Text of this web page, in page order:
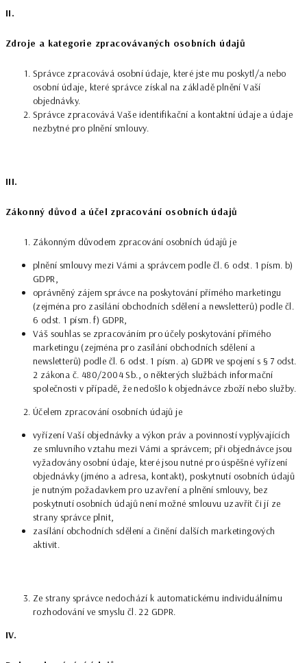
II.
Zdroje a kategorie zpracovávaných osobních údajů
Správce zpracovává osobní údaje, které jste mu poskytl/a nebo
osobní údaje, které správce získal na základě plnění Vaší
objednávky.
Správce zpracovává Vaše identifikační a kontaktní údaje a údaje
nezbytné pro plnění smlouvy.
III.
Zákonný důvod a účel zpracování osobních údajů
Zákonným důvodem zpracování osobních údajů je
plnění smlouvy mezi Vámi a správcem podle čl. 6 odst. 1 písm. b)
GDPR,
oprávněný zájem správce na poskytování přímého marketingu
(zejména pro zasílání obchodních sdělení a newsletterů) podle čl.
6 odst. 1 písm. f) GDPR,
Váš souhlas se zpracováním pro účely poskytování přímého
marketingu (zejména pro zasílání obchodních sdělení a
newsletterů) podle čl. 6 odst. 1 písm. a) GDPR ve spojení s § 7 odst.
2 zákona č. 480/2004 Sb., o některých službách informační
společnosti v případě, že nedošlo k objednávce zboží nebo služby.
Účelem zpracování osobních údajů je
vyřízení Vaší objednávky a výkon práv a povinností vyplývajících
ze smluvního vztahu mezi Vámi a správcem; při objednávce jsou
vyžadovány osobní údaje, které jsou nutné pro úspěšné vyřízení
objednávky (jméno a adresa, kontakt), poskytnutí osobních údajů
je nutným požadavkem pro uzavření a plnění smlouvy, bez
poskytnutí osobních údajů není možné smlouvu uzavřít či jí ze
strany správce plnit,
zasílání obchodních sdělení a činění dalších marketingových
aktivit.
Ze strany správce nedochází k automatickému individuálnímu
rozhodování ve smyslu čl. 22 GDPR.
IV.